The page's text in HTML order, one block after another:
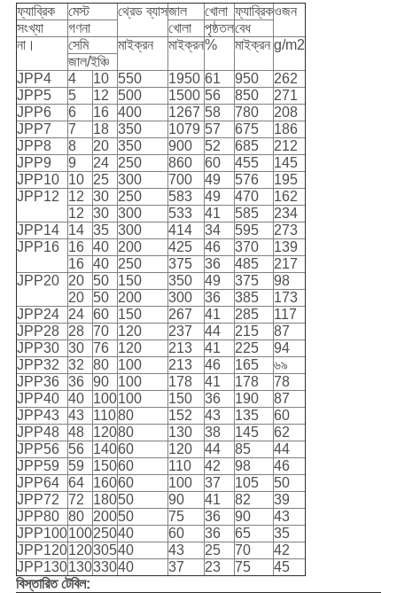
ফ্যাব্রিক
মেস্ট থ্রেড ব্যাসজাল খোলা ফ্যাব্রিকওজন
সংখ্যা
গণনা খোলা পৃষ্ঠতলবেধ
না।
সেমি মাইক্রন মাইক্রন% মাইক্রন g/m2
জাল/ইঞ্চি
JPP4
4 10 550 1950 61 950
262
JPP5
5 12 500 1500 56 850
271
JPP6
6 16 400 1267 58 780
208
JPP7
7 18 350 1079 57 675
186
JPP8
8 20 350 900 52 685
212
JPP9
9 24 250 860 60 455
145
JPP10
10 25 300 700 49 576
195
JPP12
12 30 250 583 49 470
162
12
30 300 533 41 585
234
JPP14
14 35 300 414 34 595
273
JPP16
16 40 200 425 46 370
139
16 40 250 375 36 485
217
JPP20 20 50 150 350 49 375
98
20
50 200 300 36 385
173
JPP24 24 60 150 267 41 285
117
JPP28 28 70 120 237 44 215
87
JPP30 30 76 120 213 41 225
94
JPP32
32 80 100 213 46 165
৬৯
JPP36 36 90 100 178 41 178
78
JPP40 40 100100 150 36 190
87
JPP43 43 11080 152 43 135
60
JPP48 48 12080 130 38 145
62
JPP56
56 14060 120 44 85
44
JPP59
59 15060 110 42 98
46
JPP64 64 16060 100 37 105
50
JPP72
72 18050 90 41 82
39
JPP80 80 20050 75 36 90
43
JPP10010025040 60 36 65
35
JPP12012030540 43 25 70
42
JPP13013033040 37 23 75
45
বিস্তারিত টেবিল: